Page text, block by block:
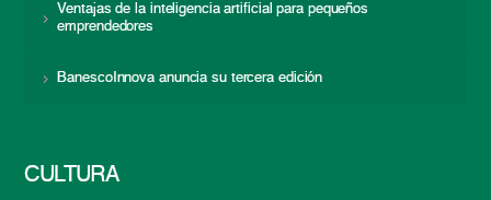
Ventajas de la inteligencia artificial para pequeños
emprendedores
BanescoInnova anuncia su tercera edición
CULTURA